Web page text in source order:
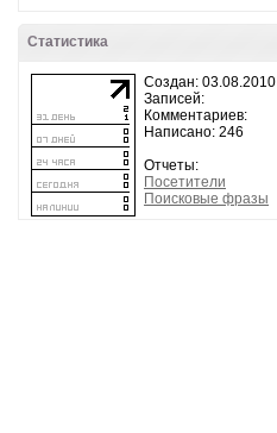
Статистика
Создан: 03.08.2010
Записей:
Комментариев:
Написано: 246
Отчеты:
Посетители
Поисковые фразы